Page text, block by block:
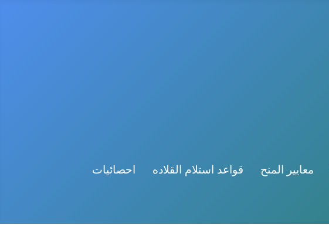
معايير المنح قواعد استلام القلاده احصائيات